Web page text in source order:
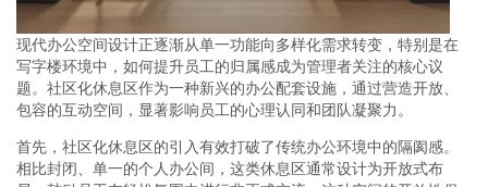
现代办公空间设计正逐渐从单一功能向多样化需求转变，特别是在
写字楼环境中，如何提升员工的归属感成为管理者关注的核心议
题。社区化休息区作为一种新兴的办公配套设施，通过营造开放、
包容的互动空间，显著影响员工的心理认同和团队凝聚力。
首先，社区化休息区的引入有效打破了传统办公环境中的隔阂感。
相比封闭、单一的个人办公间，这类休息区通常设计为开放式布